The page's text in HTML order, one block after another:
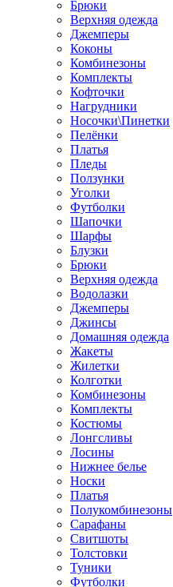
Брюки
Верхняя одежда
Джемперы
Коконы
Комбинезоны
Комплекты
Кофточки
Нагрудники
Носочки\Пинетки
Пелёнки
Платья
Пледы
Ползунки
Уголки
Футболки
Шапочки
Шарфы
Блузки
Брюки
Верхняя одежда
Водолазки
Джемперы
Джинсы
Домашняя одежда
Жакеты
Жилетки
Колготки
Комбинезоны
Комплекты
Костюмы
Лонгсливы
Лосины
Нижнее белье
Носки
Платья
Полукомбинезоны
Сарафаны
Свитшоты
Толстовки
Туники
Футболки